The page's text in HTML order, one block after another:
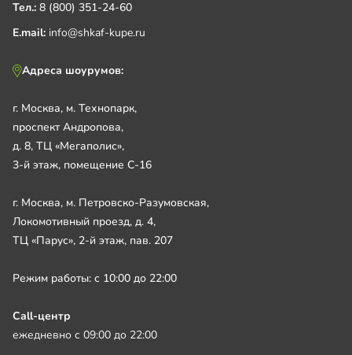
Тел.: 8 (800) 351-24-60
E.mail: info@shkaf-kupe.ru
Адреса шоурумов:
г. Москва, м. Технопарк,
проспект Андропова,
д. 8, ТЦ «Мегаполис»,
3-й этаж, помещение С-16
г. Москва, м. Петровско-Разумовская,
Локомотивный проезд, д. 4,
ТЦ «Парус», 2-й этаж, пав. 207
Режим работы: с 10:00 до 22:00
Call-центр
ежедневно с 09:00 до 22:00